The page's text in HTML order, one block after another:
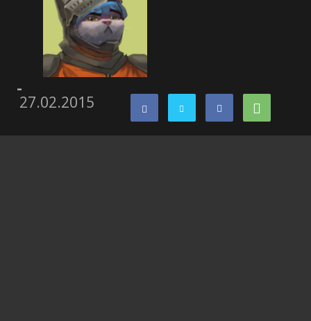
-
27.02.2015